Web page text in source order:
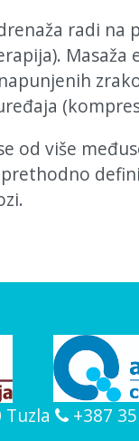
radi na
od više
+387